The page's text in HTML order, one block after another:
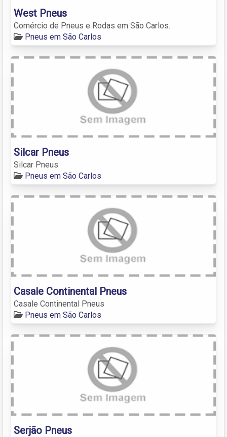
West Pneus
Comércio de Pneus e Rodas em São Carlos.
Pneus em São Carlos
Silcar Pneus
Silcar Pneus
Pneus em São Carlos
Casale Continental Pneus
Casale Continental Pneus
Pneus em São Carlos
Serjão Pneus